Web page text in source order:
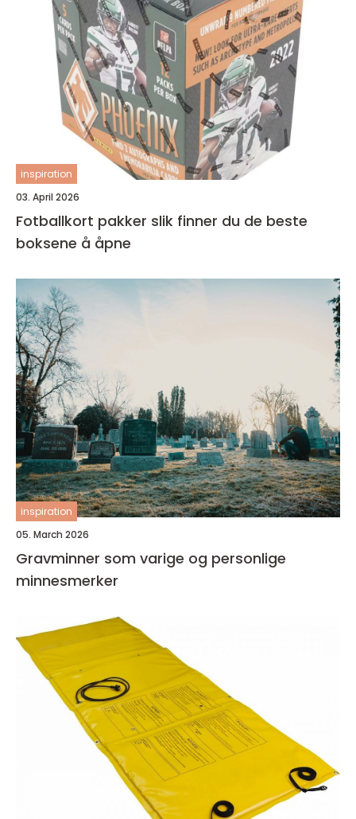
inspiration
03. April 2026
Fotballkort pakker slik finner du de beste
boksene å åpne
inspiration
05. March 2026
Gravminner som varige og personlige
minnesmerker